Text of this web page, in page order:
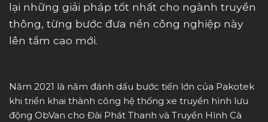
lại những giải pháp tốt nhất cho ngành truyền
thông, từng bước đưa nền công nghiệp này
lên tầm cao mới.
Năm 2021 là năm đánh dấu bước tiến lớn của Pakotek
khi triển khai thành công hệ thống xe truyền hình lưu
động ObVan cho Đài Phát Thanh và Truyền Hình Cà